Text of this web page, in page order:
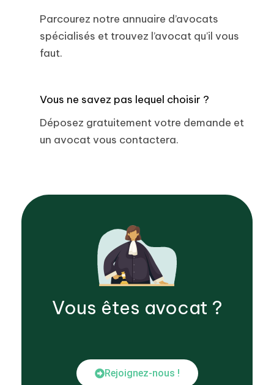
Parcourez notre annuaire d’avocats
spécialisés et trouvez l’avocat qu’il vous
faut.
Vous ne savez pas lequel choisir ?
Déposez gratuitement votre demande et
un avocat vous contactera.
Vous êtes avocat ?
Rejoignez-nous !